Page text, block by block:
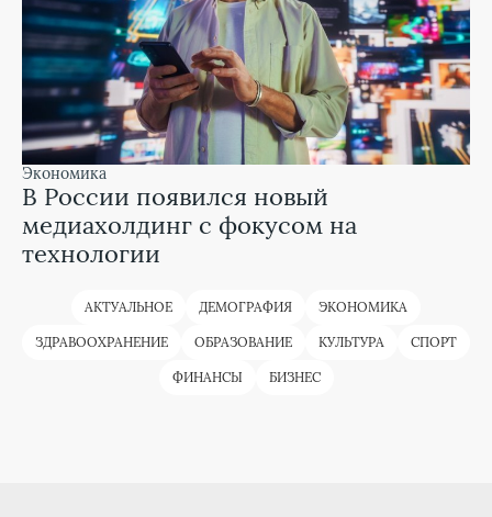
экономика
В России появился новый
медиахолдинг с фокусом на
технологии
АКТУАЛЬНОЕ ДЕМОГРАФИЯ ЭКОНОМИКА
ЗДРАВООХРАНЕНИЕ ОБРАЗОВАНИЕ КУЛЬТУРА СПОРТ
ФИНАНСЫ БИЗНЕС